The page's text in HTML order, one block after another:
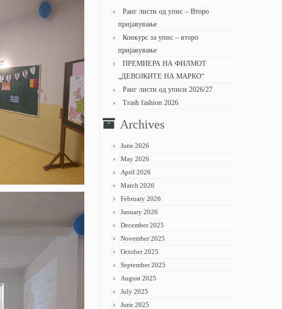
Ранг листи од упис – Второ
пријавување
Конкурс за упис – второ
пријавување
ПРЕМИЕРА НА ФИЛМОТ
„ДЕВОЈКИТЕ НА МАРКО“
Ранг листи од уписи 2026/27
Trash fashion 2026
Archives
June 2026
May 2026
April 2026
March 2026
February 2026
January 2026
December 2025
November 2025
October 2025
September 2025
August 2025
July 2025
June 2025